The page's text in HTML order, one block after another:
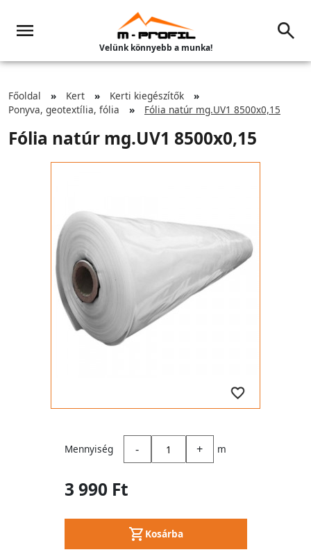
Velünk könnyebb a munka!
Főoldal Kert
Kerti kiegészítők
Ponyva, geotextília, fólia
Fólia natúr mg.UV1 8500x0,15
Fólia natúr mg.UV1 8500x0,15
Mennyiség - + m
3 990 Ft
Kosárba